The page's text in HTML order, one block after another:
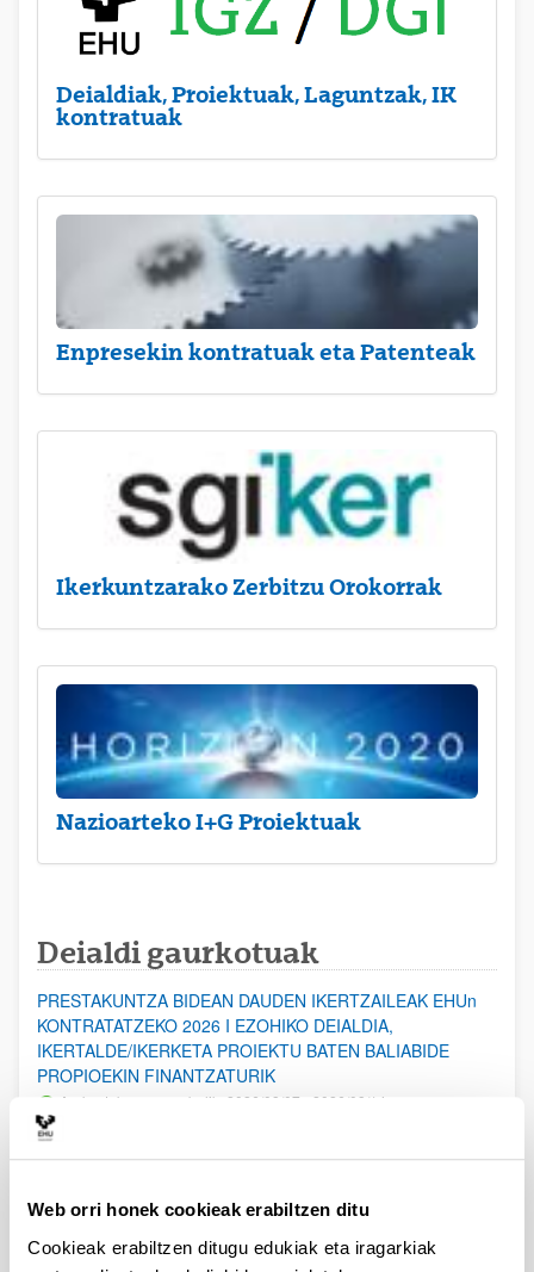
Web orri honek cookieak erabiltzen ditu
Cookieak erabiltzen ditugu edukiak eta iragarkiak
Deialdiak, Proiektuak, Laguntzak, IK
kontratuak
Enpresekin kontratuak eta Patenteak
Ikerkuntzarako Zerbitzu Orokorrak
Nazioarteko I+G Proiektuak
Deialdi gaurkotuak
PRESTAKUNTZA BIDEAN DAUDEN IKERTZAILEAK EHUn
KONTRATATZEKO 2026 I EZOHIKO DEIALDIA,
IKERTALDE/IKERKETA PROIEKTU BATEN BALIABIDE
PROPIOEKIN FINANTZATURIK
Aurkezteko epea zabalik: 2026/08/07 - 2026/08/14
erosi eta berritzeko laguntzak 2026
Izapide irekia